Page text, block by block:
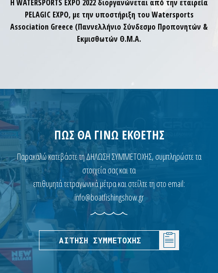
Η WATERSPORTS EXPO 2022 διοργανώνεται από την εταιρεία
PELAGIC EXPO, με την υποστήριξη του Watersports
Association Greece (Παννελλήνιο Σύνδεσμο Προπονητών &
Εκμισθωτών Θ.Μ.Α.
ΠΩΣ ΘΑ ΓΙΝΩ ΕΚΘΕΤΗΣ
Παρακαλώ κατεβάστε τη ΔΗΛΩΣΗ ΣΥΜΜΕΤΟΧΗΣ, συμπληρώστε τα
στοιχεία σας και τα
επιθυμητά τετραγωνικά μέτρα και στείλτε τη στο email:
info@boatfishingshow.gr
ΑΙΤΗΣΗ ΣΥΜΜΕΤΟΧΗΣ